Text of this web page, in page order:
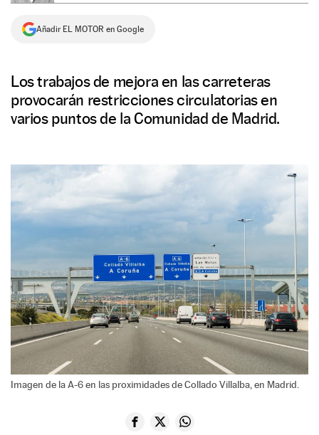
Añadir EL MOTOR en Google
Los trabajos de mejora en las carreteras
provocarán restricciones circulatorias en
varios puntos de la Comunidad de Madrid.
Imagen de la A-6 en las proximidades de Collado Villalba, en Madrid.